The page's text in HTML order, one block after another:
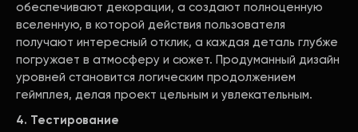
обеспечивают декорации, а создают полноценную
вселенную, в которой действия пользователя
получают интересный отклик, а каждая деталь глубже
погружает в атмосферу и сюжет. Продуманный дизайн
уровней становится логическим продолжением
геймплея, делая проект цельным и увлекательным.
4. Тестирование